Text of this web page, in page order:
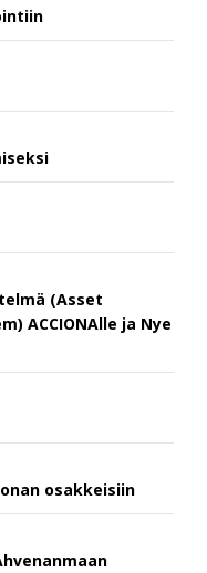
(Asset
ACCIONAlle ja Nye
osakkeisiin